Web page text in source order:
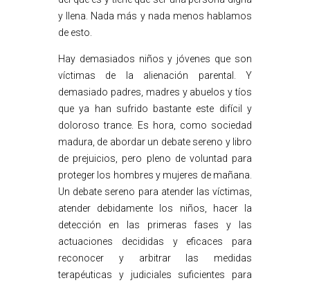
y llena. Nada más y nada menos hablamos
de esto.
Hay demasiados niños y jóvenes que son
víctimas de la alienación parental. Y
demasiado padres, madres y abuelos y tíos
que ya han sufrido bastante este difícil y
doloroso trance. Es hora, como sociedad
madura, de abordar un debate sereno y libro
de prejuicios, pero pleno de voluntad para
proteger los hombres y mujeres de mañana.
Un debate sereno para atender las víctimas,
atender debidamente los niños, hacer la
detección en las primeras fases y las
actuaciones decididas y eficaces para
reconocer y arbitrar las medidas
terapéuticas y judiciales suficientes para